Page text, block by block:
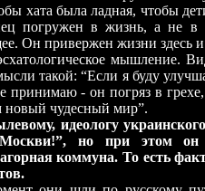
хата была ладная, чтобы
погружен в жизнь, а не
Он привержен жизни здесь и
мышление.
такой: “Если я буду
принимаю - он погряз в
новый чудесный мир”.
идеологу
Москви!”, но при этом
коммуна. То есть